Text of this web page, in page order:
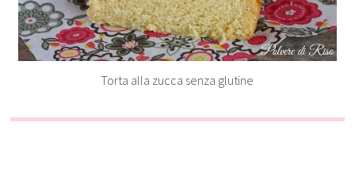
Torta alla zucca senza glutine